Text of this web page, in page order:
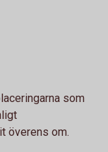
som
överens om.